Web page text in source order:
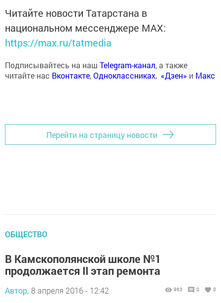
Читайте новости Татарстана в
национальном мессенджере MАХ:
https://max.ru/tatmedia
Подписывайтесь на наш Telegram-канал, а также
читайте нас Вконтакте,Одноклассниках, «Дзен» и Макс
Перейти на страницу новости
ОБЩЕСТВО
В Камскополянской школе №1
продолжается II этап ремонта
Автор, 8 апреля 2016 - 12:42 963 0 0